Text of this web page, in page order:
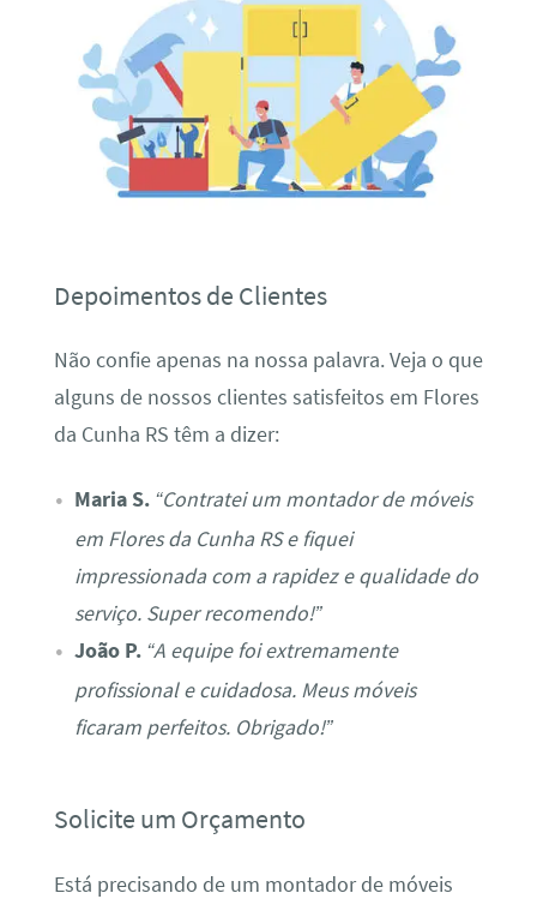
Depoimentos de Clientes
Não confie apenas na nossa palavra. Veja o que
alguns de nossos clientes satisfeitos em Flores
da Cunha RS têm a dizer:
Maria S. “Contratei um montador de móveis
em Flores da Cunha RS e fiquei
impressionada com a rapidez e qualidade do
serviço. Super recomendo!”
João P. “A equipe foi extremamente
profissional e cuidadosa. Meus móveis
ficaram perfeitos. Obrigado!”
Solicite um Orçamento
Está precisando de um montador de móveis